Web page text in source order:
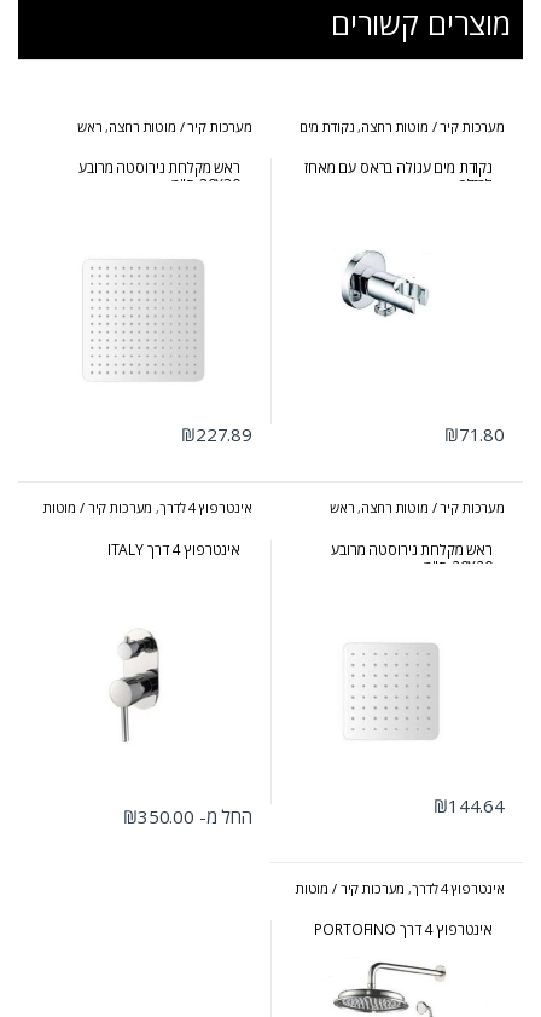
מוצרים קשורים
מערכות קיר / מוטות רחצה, נקודת מים
+ מאחז
נקודת מים עגולה בראס עם מאחז
למזלף
₪71.80
מערכות קיר / מוטות רחצה, ראש
מקלחת מרובע + עגול
ראש מקלחת נירוסטה מרובע
30X30 ס"מ
₪227.89
מערכות קיר / מוטות רחצה, ראש
מקלחת מרובע + עגול
ראש מקלחת נירוסטה מרובע
20X20 ס"מ
₪144.64
אינטרפוץ 4 לדרך , מערכות קיר / מוטות
אינטרפוץ 4 דרך ITALY
החל מ- ₪350.00
אינטרפוץ 4 לדרך , מערכות קיר / מוטות
סט אינטרפוץ
אינטרפוץ 4 דרך PORTOFINO